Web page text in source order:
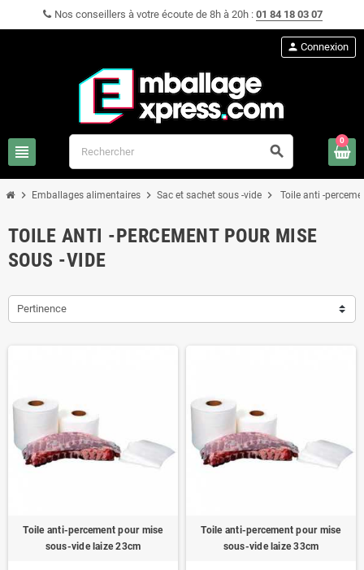
Nos conseillers à votre écoute de 8h à 20h : 01 84 18 03 07
view_headline search
person Connexion
0
chevron_right Emballages alimentaires chevron_right Sac et sachet sous -vide chevron_right Toile anti -
TOILE ANTI -PERCEMENT POUR MISE
SOUS -VIDE
Pertinence
Toile anti-percement pour mise
sous-vide laize 23cm
Toile anti-percement pour mise
sous-vide laize 33cm